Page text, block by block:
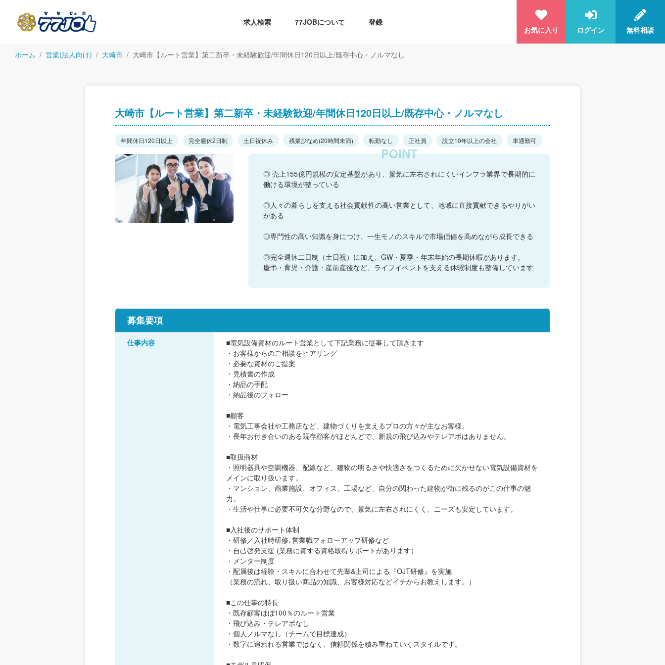
求人検索 77JOBについて
登録
お気に入り
ログイン 無料相談
ホーム 営業(法人向け) 大崎市 大崎市【ルート営業】第二新卒・未経験歓迎/年間休日120日以上/既存中心・ノルマなし
大崎市【ルート営業】第二新卒・未経験歓迎/年間休日120日以上/既存中心・ノルマなし
年間休日120日以上 完全週休2日制 土日祝休み 残業少なめ(20時間未満) 転勤なし 正社員 設立10年以上の会社 車通勤可
◎ 売上155億円規模の安定基盤があり、景気に左右されにくいインフラ業界で長期的に
働ける環境が整っている
◎人々の暮らしを支える社会貢献性の高い営業として、地域に直接貢献できるやりがい
がある
◎専門性の高い知識を身につけ、一生モノのスキルで市場価値を高めながら成長できる
◎完全週休二日制（土日祝）に加え、GW・夏季・年末年始の長期休暇があります。
慶弔・育児・介護・産前産後など、ライフイベントを支える休暇制度も整備しています
募集要項
仕事内容
■電気設備資材のルート営業として下記業務に従事して頂きます
・お客様からのご相談をヒアリング
・必要な資材のご提案
・見積書の作成
・納品の手配
・納品後のフォロー
■顧客
・電気工事会社や工務店など、建物づくりを支えるプロの方々が主なお客様。
・長年お付き合いのある既存顧客がほとんどで、新規の飛び込みやテレアポはありません。
■取扱商材
・照明器具や空調機器、配線など、建物の明るさや快適さをつくるために欠かせない電気設備資材を
メインに取り扱います。
・マンション、商業施設、オフィス、工場など、自分の関わった建物が街に残るのがこの仕事の魅
力。
・生活や仕事に必要不可欠な分野なので、景気に左右されにくく、ニーズも安定しています。
■入社後のサポート体制
・研修／入社時研修､営業職フォローアップ研修など
・自己啓発支援 (業務に資する資格取得サポートがあります）
・メンター制度
・配属後は経験・スキルに合わせて先輩&上司による『OJT研修』を実施
（業務の流れ、取り扱い商品の知識、お客様対応などイチからお教えします。）
■この仕事の特長
・既存顧客ほぼ100％のルート営業
・飛び込み・テレアポなし
・個人ノルマなし（チームで目標達成）
・数字に追われる営業ではなく、信頼関係を積み重ねていくスタイルです。